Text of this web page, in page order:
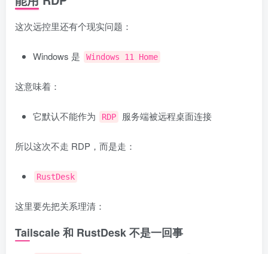
这次远控里还有个现实问题：
Windows 是 Windows 11 Home
这意味着：
它默认不能作为 RDP 服务端被远程桌面连接
所以这次不走 RDP，而是走：
RustDesk
这里要先把关系理清：
Tailscale 和 RustDesk 不是一回事